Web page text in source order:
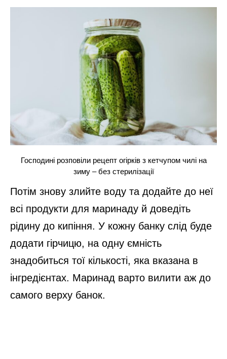
Господині розповіли рецепт огірків з кетчупом чилі на
зиму – без стерилізації
Потім знову злийте воду та додайте до неї
всі продукти для маринаду й доведіть
рідину до кипіння. У кожну банку слід буде
додати гірчицю, на одну ємність
знадобиться тої кількості, яка вказана в
інгредієнтах. Маринад варто вилити аж до
самого верху банок.